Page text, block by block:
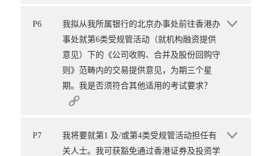
P6
我拟从我所属银行的北京办事处前往香港办
事处就第6类受规管活动（就机构融资提供
意见）下的《公司收购、合并及股份回购守
则》范畴内的交易提供意见，为期三个星
期。我是否须符合其他适用的考试要求？
P7
我将要就第1 及/或第4类受规管活动担任有
关人士。我可获豁免通过香港证券及投资学